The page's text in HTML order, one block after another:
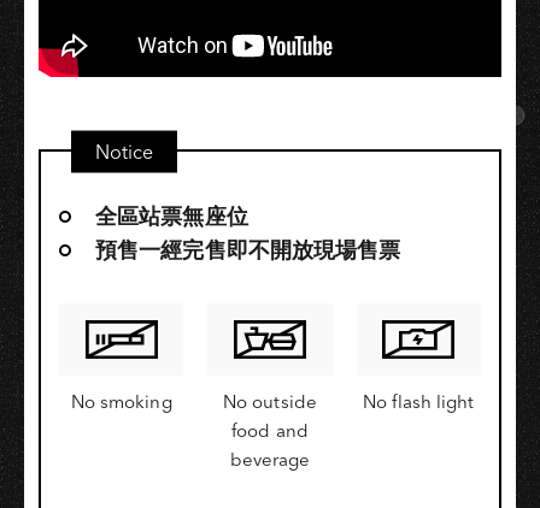
Notice
全區站票無座位
預售一經完售即不開放現場售票
No smoking
No outside
food and
beverage
No flash light